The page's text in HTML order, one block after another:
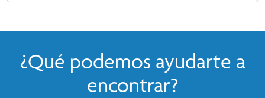
¿Qué podemos ayudarte a
encontrar?